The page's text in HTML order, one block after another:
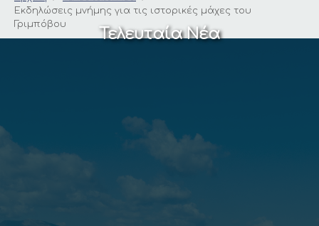
Εκδηλώσεις μνήμης για τις ιστορικές μάχες του
Γριμπόβου
Τελευταία Νέα